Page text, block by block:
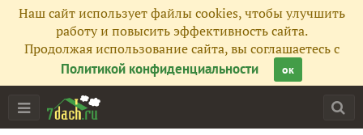
Наш сайт использует файлы cookies, чтобы улучшить
работу и повысить эффективность сайта.
Продолжая использование сайта, вы соглашаетесь с
Политикой конфиденциальности
ок